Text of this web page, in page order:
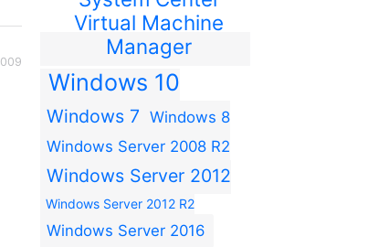
Virtual Machine
Manager
Windows 10
Windows 7
Windows 8
Windows Server 2008 R2
Windows Server 2012
Windows Server 2012 R2
Windows Server 2016